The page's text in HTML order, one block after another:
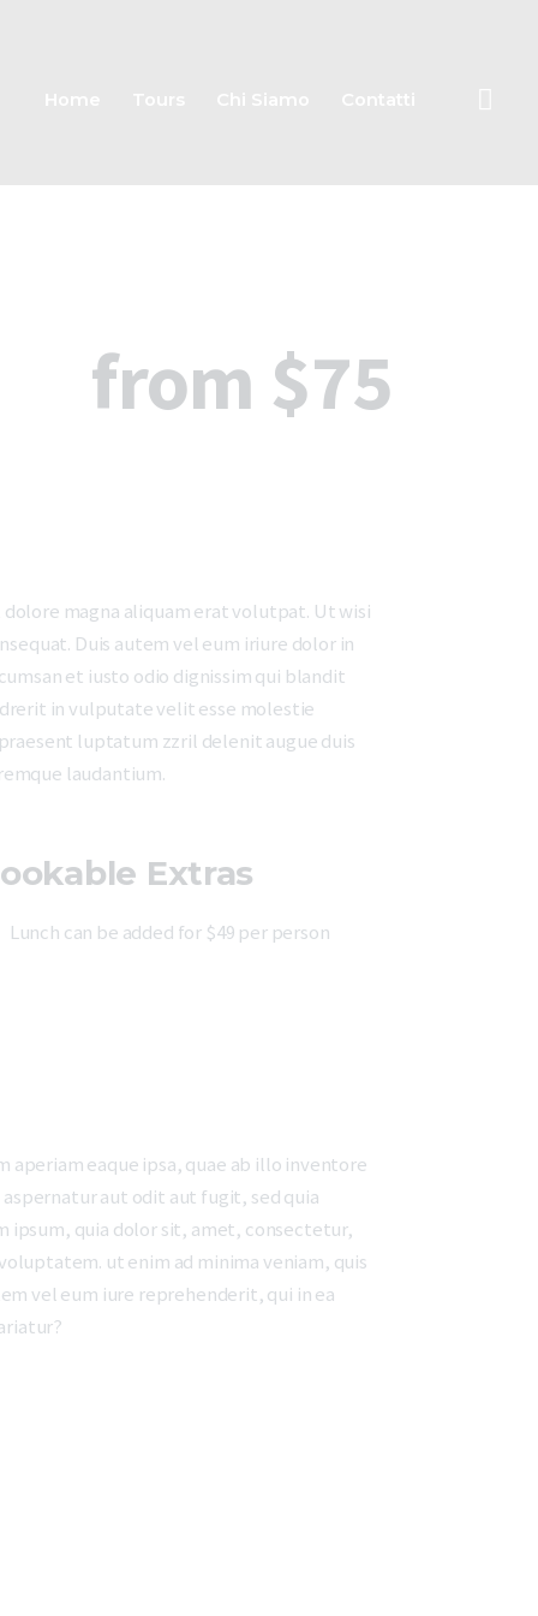
from $75
magna aliquam erat volutpat. Ut wisi
Duis autem vel eum iriure dolor in
et iusto odio dignissim qui blandit
in vulputate velit esse molestie
luptatum zzril delenit augue duis
laudantium.
Extras
Lunch can be added for $49 per person
eaque ipsa, quae ab illo inventore
aut odit aut fugit, sed quia
ipsum, quia dolor sit, amet, consectetur,
ut enim ad minima veniam, quis
vel eum iure reprehenderit, qui in ea